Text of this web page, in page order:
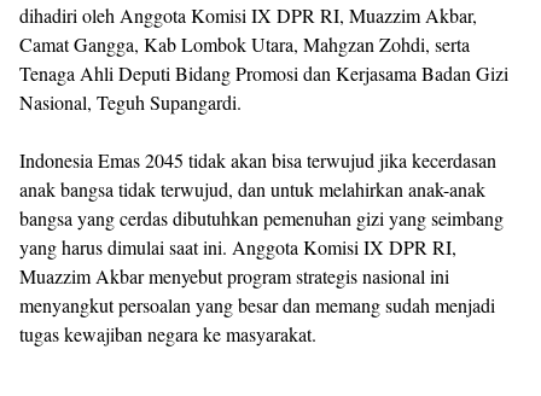
dihadiri oleh Anggota Komisi IX DPR RI, Muazzim Akbar,
Camat Gangga, Kab Lombok Utara, Mahgzan Zohdi, serta
Tenaga Ahli Deputi Bidang Promosi dan Kerjasama Badan Gizi
Nasional, Teguh Supangardi.
Indonesia Emas 2045 tidak akan bisa terwujud jika kecerdasan
anak bangsa tidak terwujud, dan untuk melahirkan anak-anak
bangsa yang cerdas dibutuhkan pemenuhan gizi yang seimbang
yang harus dimulai saat ini. Anggota Komisi IX DPR RI,
Muazzim Akbar menyebut program strategis nasional ini
menyangkut persoalan yang besar dan memang sudah menjadi
tugas kewajiban negara ke masyarakat.